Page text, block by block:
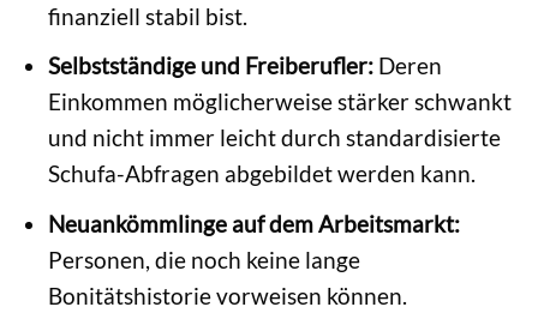
finanziell stabil bist.
Selbstständige und Freiberufler:Deren
Einkommen möglicherweise stärker schwankt
und nicht immer leicht durch standardisierte
Schufa-Abfragen abgebildet werden kann.
Neuankömmlinge auf dem Arbeitsmarkt:
Personen, die noch keine lange
Bonitätshistorie vorweisen können.